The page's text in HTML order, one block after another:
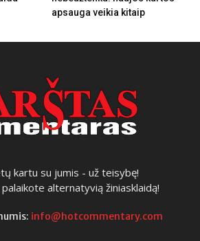
apsauga veikia kitaip
kartu su jumis - už teisybę!
alternatyvią žiniasklaidą!
info@hotcommentary.com